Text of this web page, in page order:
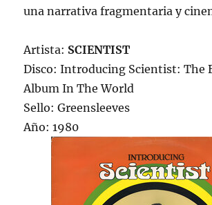
una narrativa fragmentaria y
Artista: SCIENTIST
Disco: Introducing Scientist: The
Album In The World
Sello: Greensleeves
Año: 1980